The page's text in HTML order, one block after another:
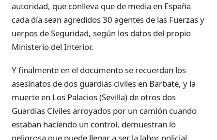
autoridad, que conlleva que de media en España
cada día sean agredidos 30 agentes de las Fuerzas y
uerpos de Seguridad, según los datos del propio
Ministerio del Interior.
Y finalmente en el documento se recuerdan los
asesinatos de dos guardias civiles en Barbate, y la
muerte en Los Palacios (Sevilla) de otros dos
Guardias Civiles arroyados por un camión cuando
estaban haciendo un control, demuestran lo
peligrosa que puede llegar a ser la labor policial.